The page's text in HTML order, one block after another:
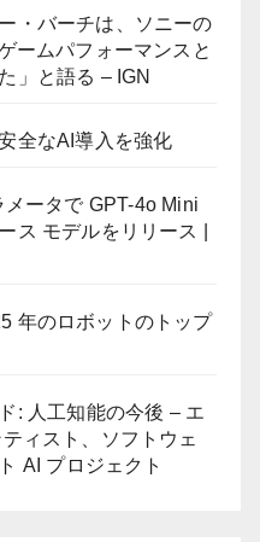
・バーチは、ソニーの
ームパフォーマンスと
」と語る – IGN
全なAI導入を強化
ータで GPT-4o Mini
ス モデルをリリース |
年のロボットのトップ
: 人工知能の今後 – エ
ィスト、ソフトウェ
AI プロジェクト